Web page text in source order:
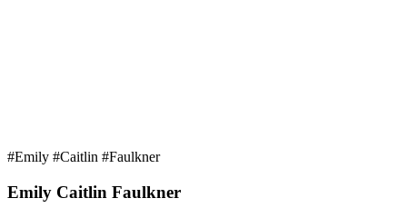
#Emily #Caitlin #Faulkner
Emily Caitlin Faulkner